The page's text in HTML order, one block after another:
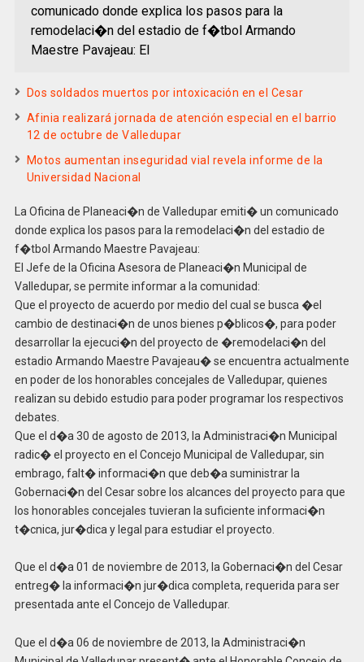
comunicado donde explica los pasos para la
remodelaci�n del estadio de f�tbol Armando
Maestre Pavajeau: El
Dos soldados muertos por intoxicación en el Cesar
Afinia realizará jornada de atención especial en el barrio
12 de octubre de Valledupar
Motos aumentan inseguridad vial revela informe de la
Universidad Nacional
La Oficina de Planeaci�n de Valledupar emiti� un comunicado
donde explica los pasos para la remodelaci�n del estadio de
f�tbol Armando Maestre Pavajeau:
El Jefe de la Oficina Asesora de Planeaci�n Municipal de
Valledupar, se permite informar a la comunidad:
Que el proyecto de acuerdo por medio del cual se busca �el
cambio de destinaci�n de unos bienes p�blicos�, para poder
desarrollar la ejecuci�n del proyecto de �remodelaci�n del
estadio Armando Maestre Pavajeau� se encuentra actualmente
en poder de los honorables concejales de Valledupar, quienes
realizan su debido estudio para poder programar los respectivos
debates.
Que el d�a 30 de agosto de 2013, la Administraci�n Municipal
radic� el proyecto en el Concejo Municipal de Valledupar, sin
embrago, falt� informaci�n que deb�a suministrar la
Gobernaci�n del Cesar sobre los alcances del proyecto para que
los honorables concejales tuvieran la suficiente informaci�n
t�cnica, jur�dica y legal para estudiar el proyecto.
Que el d�a 01 de noviembre de 2013, la Gobernaci�n del Cesar
entreg� la informaci�n jur�dica completa, requerida para ser
presentada ante el Concejo de Valledupar.
Que el d�a 06 de noviembre de 2013, la Administraci�n